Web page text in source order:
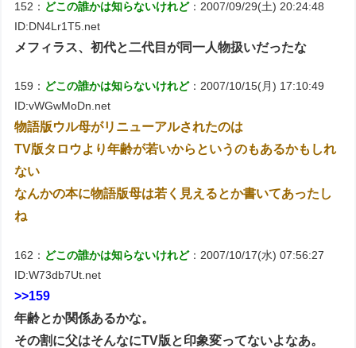
152： どこの誰かは知らないけれど：2007/09/29(土) 20:24:48
ID:DN4Lr1T5.net
メフィラス、初代と二代目が同一人物扱いだったな
159： どこの誰かは知らないけれど：2007/10/15(月) 17:10:49
ID:vWGwMoDn.net
物語版ウル母がリニューアルされたのは
TV版タロウより年齢が若いからというのもあるかもしれ
ない
なんかの本に物語版母は若く見えるとか書いてあったし
ね
162： どこの誰かは知らないけれど：2007/10/17(水) 07:56:27
ID:W73db7Ut.net
>>159
年齢とか関係あるかな。
その割に父はそんなにTV版と印象変ってないよなあ。